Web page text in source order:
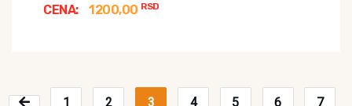
CENA: 1200,00 RSD
1 2 3 4 5 6 7